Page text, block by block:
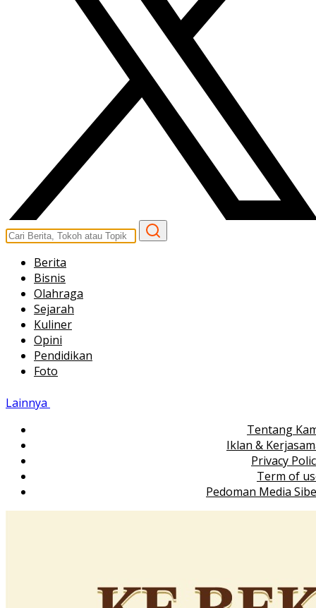
Berita
Bisnis
Olahraga
Sejarah
Kuliner
Opini
Pendidikan
Foto
Lainnya
Tentang
Iklan &
Privacy
Term of
Pedoman Media